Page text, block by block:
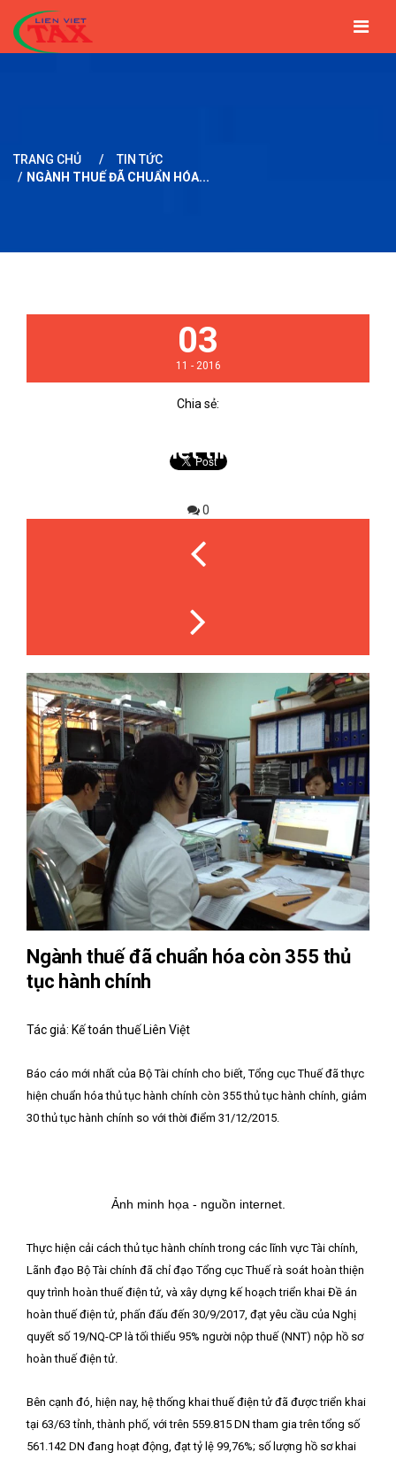
TRANG CHỦ /
TIN TỨC
/ NGÀNH THUẾ ĐÃ CHUẨN HÓA...
Chi tiết tin tức
03
11 - 2016
Chia sẻ:
0
Ngành thuế đã chuẩn hóa còn 355 thủ
tục hành chính
Tác giả: Kế toán thuế Liên Việt
Báo cáo mới nhất của Bộ Tài chính cho biết, Tổng cục Thuế đã thực
hiện chuẩn hóa thủ tục hành chính còn 355 thủ tục hành chính, giảm
30 thủ tục hành chính so với thời điểm 31/12/2015.
Ảnh minh họa - nguồn internet.
Thực hiện cải cách thủ tục hành chính trong các lĩnh vực Tài chính,
Lãnh đạo Bộ Tài chính đã chỉ đạo Tổng cục Thuế rà soát hoàn thiện
quy trình hoàn thuế điện tử, và xây dựng kế hoạch triển khai Đề án
hoàn thuế điện tử, phấn đấu đến 30/9/2017, đạt yêu cầu của Nghị
quyết số 19/NQ-CP là tối thiểu 95% người nộp thuế (NNT) nộp hồ sơ
hoàn thuế điện tử.
Bên cạnh đó, hiện nay, hệ thống khai thuế điện tử đã được triển khai
tại 63/63 tỉnh, thành phố, với trên 559.815 DN tham gia trên tổng số
561.142 DN đang hoạt động, đạt tỷ lệ 99,76%; số lượng hồ sơ khai